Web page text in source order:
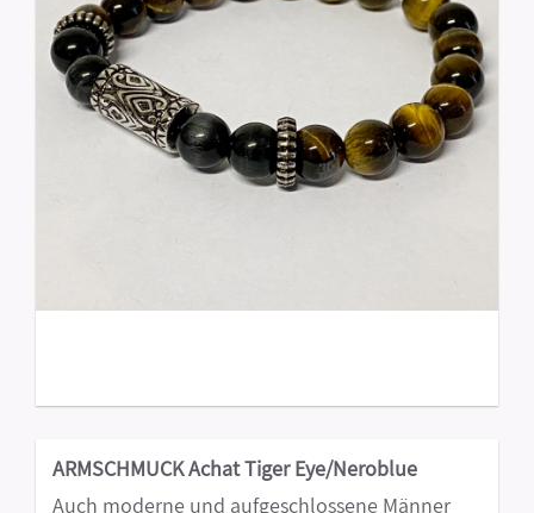
ARMSCHMUCK Achat Tiger Eye/Neroblue
Auch moderne und aufgeschlossene Männer